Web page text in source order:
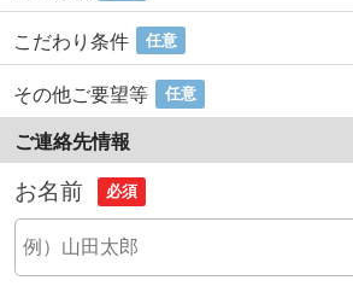
こだわり条件 任意
その他ご要望等 任意
ご連絡先情報
お名前 必須